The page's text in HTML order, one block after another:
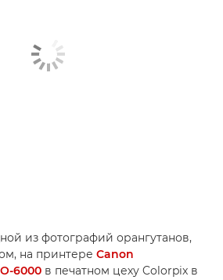
из фотографий орангутанов,
на принтере Canon
6000 в печатном цеху Colorpix в